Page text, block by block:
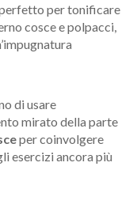
per tonificare
cosce e polpacci,
di usare
mirato della parte
per coinvolgere
esercizi ancora più